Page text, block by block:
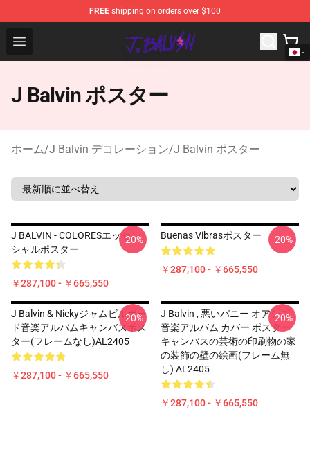
FREE shipping on orders over $100
Open menu
J Balvin Store - Official J Balvin Merchandise Shop
J Balvin ポスター
ホーム/J Balvin デコレーション/J Balvin ポスター
J BALVIN - COLORESエッセン
シャルポスター
￥287,100 - ￥665,550
-20% Buenas Vibrasポスター
￥287,100 - ￥665,550
-20%
J Balvin & Nickyジャムビルボー
ド音楽アルバムキャンバスポス
ター(フレームなし)AL2405
￥287,100 - ￥665,550
-20%
J Balvin , 悪いバニー オアシズ
音楽アルバム カバー ポスター
キャンバスの芸術の印刷物の家
の装飾の壁の絵画(フレーム無
し) AL2405
￥287,100 - ￥665,550
-20%